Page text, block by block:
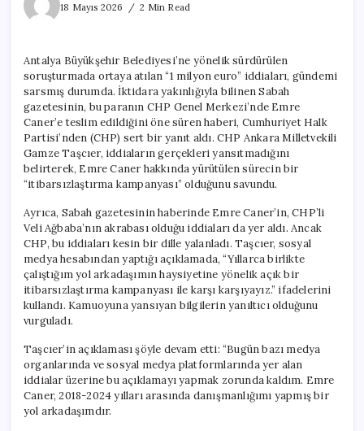
18 Mayıs 2026
2 Min Read
Haberi
Hakkında
Sert
Yanıt:
‘Yasal
İşlem
Başlatacağız’
için
Antalya Büyükşehir Belediyesi’ne yönelik sürdürülen
soruşturmada ortaya atılan “1 milyon euro” iddiaları, gündemi
sarsmış durumda. İktidara yakınlığıyla bilinen Sabah
gazetesinin, bu paranın CHP Genel Merkezi’nde Emre
Caner’e teslim edildiğini öne süren haberi, Cumhuriyet Halk
Partisi’nden (CHP) sert bir yanıt aldı. CHP Ankara Milletvekili
Gamze Taşcıer, iddiaların gerçekleri yansıtmadığını
belirterek, Emre Caner hakkında yürütülen sürecin bir
“itibarsızlaştırma kampanyası” olduğunu savundu.
Ayrıca, Sabah gazetesinin haberinde Emre Caner’in, CHP’li
Veli Ağbaba’nın akrabası olduğu iddiaları da yer aldı. Ancak
CHP, bu iddiaları kesin bir dille yalanladı. Taşcıer, sosyal
medya hesabından yaptığı açıklamada, “Yıllarca birlikte
çalıştığım yol arkadaşımın haysiyetine yönelik açık bir
itibarsızlaştırma kampanyası ile karşı karşıyayız.” ifadelerini
kullandı. Kamuoyuna yansıyan bilgilerin yanıltıcı olduğunu
vurguladı.
Taşcıer’in açıklaması şöyle devam etti: “Bugün bazı medya
organlarında ve sosyal medya platformlarında yer alan
iddialar üzerine bu açıklamayı yapmak zorunda kaldım. Emre
Caner, 2018-2024 yılları arasında danışmanlığımı yapmış bir
yol arkadaşımdır.